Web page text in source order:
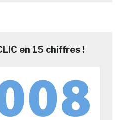
en 15 chiffres !